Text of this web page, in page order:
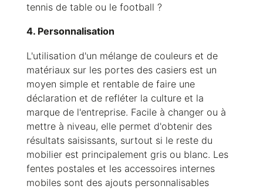
tennis de table ou le football ?
4. Personnalisation
L'utilisation d'un mélange de couleurs et de
matériaux sur les portes des casiers est un
moyen simple et rentable de faire une
déclaration et de refléter la culture et la
marque de l'entreprise. Facile à changer ou à
mettre à niveau, elle permet d'obtenir des
résultats saisissants, surtout si le reste du
mobilier est principalement gris ou blanc. Les
fentes postales et les accessoires internes
mobiles sont des ajouts personnalisables